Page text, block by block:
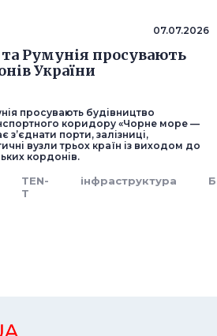
07.07.2026
та Румунія просувають
України
просувають будівництво
коридору «Чорне море —
з’єднати порти, залізниці,
вузли трьох країн із виходом до
кордонів.
TEN-
T
інфраструктура